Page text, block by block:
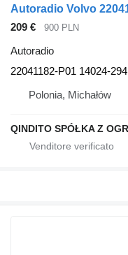
209 € 900 PLN
Autoradio
22041182-P01 14024-294
Polonia, Michałów